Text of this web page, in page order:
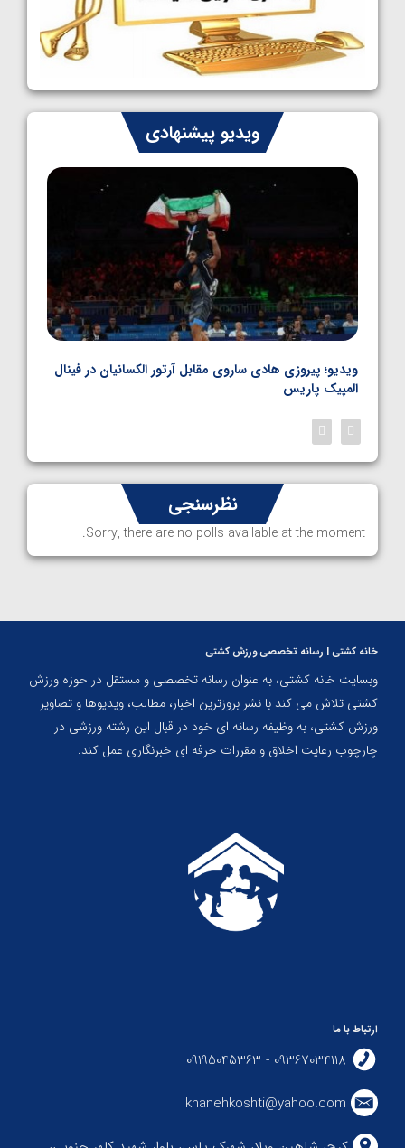
1405/05/08
کشتی فرنگی نوجوانان جهان؛ سکوی تیمی
سوم برای ایران
1405/05/07
ایران چشم به راه چهار مدال در پنج وزن دوم
کشتی فرنگی نوجوانان جهان
1405/05/06
ویدیو پیشنهادی
ویدیو؛ پیروزی هادی ساروی مقابل آرتور الکسانیان در فینال
المپیک پاریس
نظرسنجی
Sorry, there are no polls available at the moment.
خانه کشتی | رسانه تخصصی ورزش کشتی
وبسایت خانه کشتی، به عنوان رسانه تخصصی و مستقل در حوزه ورزش
کشتی تلاش می کند با نشر بروزترین اخبار، مطالب، ویدیوها و تصاویر
ورزش کشتی، به وظیفه رسانه ای خود در قبال این رشته ورزشی در
چارچوب رعایت اخلاق و مقررات حرفه ای خبرنگاری عمل کند.
ارتباط با ما
09367034118 - 09195045363
khanehkoshti@yahoo.com